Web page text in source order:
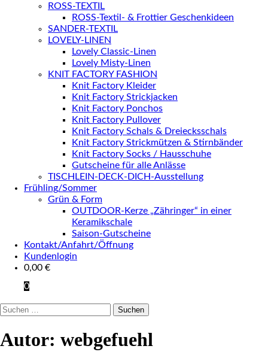
ROSS-TEXTIL
ROSS-Textil- & Frottier Geschenkideen
SANDER-TEXTIL
LOVELY-LINEN
Lovely Classic-Linen
Lovely Misty-Linen
KNIT FACTORY FASHION
Knit Factory Kleider
Knit Factory Strickjacken
Knit Factory Ponchos
Knit Factory Pullover
Knit Factory Schals & Dreiecksschals
Knit Factory Strickmützen & Stirnbänder
Knit Factory Socks / Hausschuhe
Gutscheine für alle Anlässe
TISCHLEIN-DECK-DICH-Ausstellung
Frühling/Sommer
Grün & Form
OUTDOOR-Kerze „Zähringer“ in einer
Keramikschale
Saison-Gutscheine
Kontakt/Anfahrt/Öffnung
Kundenlogin
0,00 €
0
Suchen
Autor: webgefuehl